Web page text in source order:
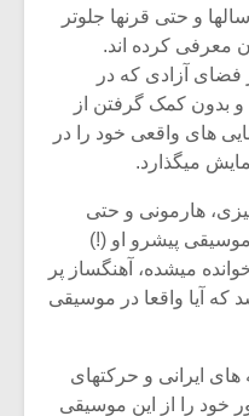
و حتی قرنها جلوتر
معرفی کرده اند.
فضای آزادی که در
و بدون کمک گرفتن از
های واقعی خود را در
میگذارد.
هارمونی و حتی
پیشرو او (!)
میشده، آهنگساز پر
که آیا واقعا در موسیقی
های ایرانی و حرکتهای
خود را از این موسیقی